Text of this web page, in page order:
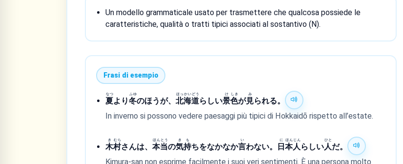
Un modello grammaticale usato per trasmettere che qualcosa possiede le
caratteristiche, qualità o tratti tipici associati al sostantivo (N).
Frasi di esempio
夏
なつ
より冬
ふゆ
のほうが、北
ほっ
海
かい
道
どう
らしい景
け
色
しき
が見
み
られる。
In inverno si possono vedere paesaggi più tipici di Hokkaidō rispetto all’estate.
木
き
村
むら
さんは、本
ほん
当
とう
の気
き
持
も
ちをなかなか言
い
わない。 日
に
本
ほん
人
じん
らしい人
ひと
だ。
Kimura-san non esprime facilmente i suoi veri sentimenti. È una persona molto